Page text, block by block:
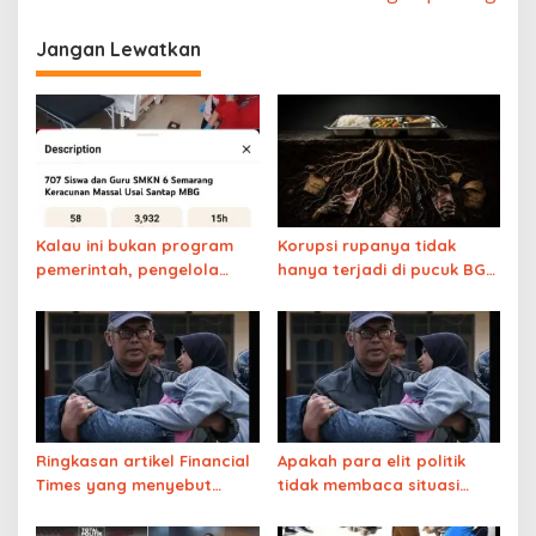
Jangan Lewatkan
Kalau ini bukan program
pemerintah, pengelola
Korupsi rupanya tidak
hanya terjadi di pucuk BGN
Ringkasan artikel Financial
Times yang menyebut
Apakah para elit politik
tidak membaca situasi